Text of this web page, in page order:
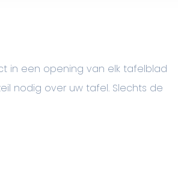
in een opening van elk tafelblad
nodig over uw tafel. Slechts de